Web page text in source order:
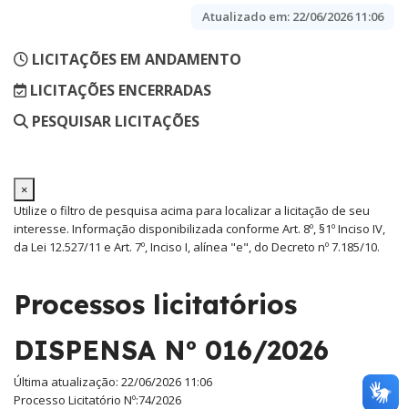
Atualizado em: 22/06/2026 11:06
LICITAÇÕES EM ANDAMENTO
LICITAÇÕES ENCERRADAS
PESQUISAR LICITAÇÕES
×
Utilize o filtro de pesquisa acima para localizar a licitação de seu
interesse. Informação disponibilizada conforme Art. 8º, §1º Inciso IV,
da Lei 12.527/11 e Art. 7º, Inciso I, alínea "e", do Decreto nº 7.185/10.
Processos licitatórios
DISPENSA Nº 016/2026
Última atualização: 22/06/2026 11:06
Processo Licitatório Nº:74/2026